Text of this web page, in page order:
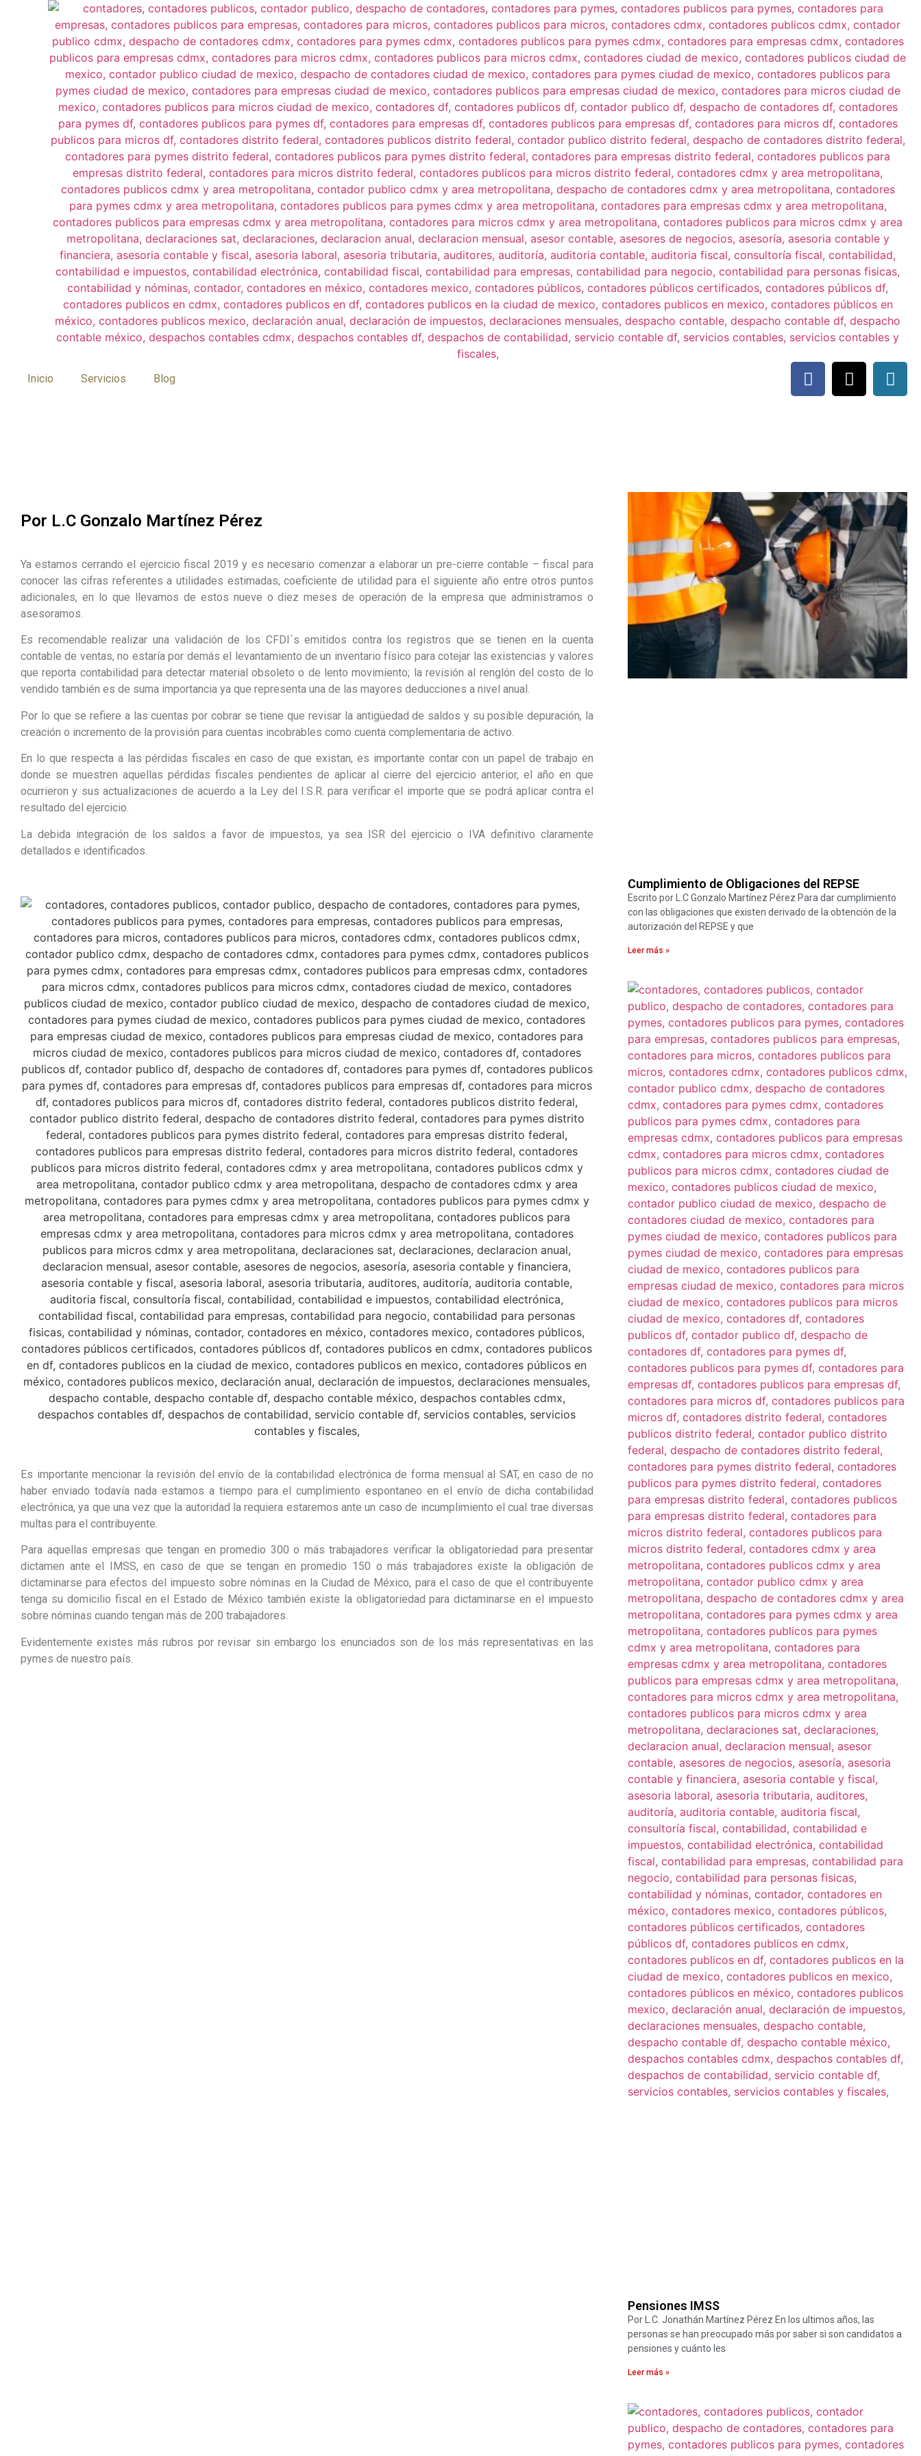
Inicio Servicios Blog
Por L.C Gonzalo Martínez Pérez
Ya estamos cerrando el ejercicio fiscal 2019 y es necesario comenzar a elaborar un pre-cierre contable – fiscal para
conocer las cifras referentes a utilidades estimadas, coeficiente de utilidad para el siguiente año entre otros puntos
adicionales, en lo que llevamos de estos nueve o diez meses de operación de la empresa que administramos o
asesoramos.
Es recomendable realizar una validación de los CFDI´s emitidos contra los registros que se tienen en la cuenta
contable de ventas, no estaría por demás el levantamiento de un inventario físico para cotejar las existencias y valores
que reporta contabilidad para detectar material obsoleto o de lento movimiento; la revisión al renglón del costo de lo
vendido también es de suma importancia ya que representa una de las mayores deducciones a nivel anual.
Por lo que se refiere a las cuentas por cobrar se tiene que revisar la antigüedad de saldos y su posible depuración, la
creación o incremento de la provisión para cuentas incobrables como cuenta complementaria de activo.
En lo que respecta a las pérdidas fiscales en caso de que existan, es importante contar con un papel de trabajo en
donde se muestren aquellas pérdidas fiscales pendientes de aplicar al cierre del ejercicio anterior, el año en que
ocurrieron y sus actualizaciones de acuerdo a la Ley del I.S.R. para verificar el importe que se podrá aplicar contra el
resultado del ejercicio.
La debida integración de los saldos a favor de impuestos, ya sea ISR del ejercicio o IVA definitivo claramente
detallados e identificados.
Es importante mencionar la revisión del envío de la contabilidad electrónica de forma mensual al SAT, en caso de no
haber enviado todavía nada estamos a tiempo para el cumplimiento espontaneo en el envío de dicha contabilidad
electrónica, ya que una vez que la autoridad la requiera estaremos ante un caso de incumplimiento el cual trae diversas
multas para el contribuyente.
Para aquellas empresas que tengan en promedio 300 o más trabajadores verificar la obligatoriedad para presentar
dictamen ante el IMSS, en caso de que se tengan en promedio 150 o más trabajadores existe la obligación de
dictaminarse para efectos del impuesto sobre nóminas en la Ciudad de México, para el caso de que el contribuyente
tenga su domicilio fiscal en el Estado de México también existe la obligatoriedad para dictaminarse en el impuesto
sobre nóminas cuando tengan más de 200 trabajadores.
Evidentemente existes más rubros por revisar sin embargo los enunciados son de los más representativas en las
pymes de nuestro país.
Cumplimiento de Obligaciones del REPSE
Escrito por L.C Gonzalo Martínez Pérez Para dar cumplimiento
con las obligaciones que existen derivado de la obtención de la
autorización del REPSE y que
Leer más »
Pensiones IMSS
Por L.C. Jonathán Martínez Pérez En los ultimos años, las
personas se han preocupado más por saber si son candidatos a
pensiones y cuánto les
Leer más »